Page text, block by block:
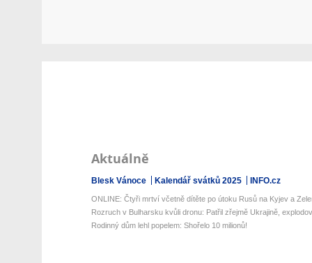
Aktuálně
Blesk Vánoce Kalendář svátků 2025 INFO.cz
ONLINE: Čtyři mrtví včetně dítěte po útoku Rusů na Kyjev a
Rozruch v Bulharsku kvůli dronu: Patřil zřejmě Ukrajině,
Rodinný dům lehl popelem: Shořelo 10 milionů!